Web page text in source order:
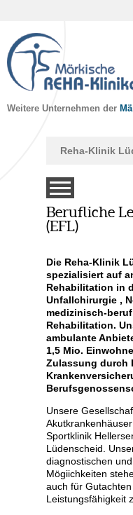
Weitere Unternehmen der
Reha-Klinik
Berufliche
(EFL)
Die Reha-Klinik
spezialisiert auf
Rehabilitation in
Unfallchirurgie ,
medizinisch-
Rehabilitation.
ambulante
1,5 Mio.
Zulassung durch
Unsere
Sportklinik
Lüdenscheid.
diagnostischen
Mögiichkeiten
auch für
Leistungsfähigkeit